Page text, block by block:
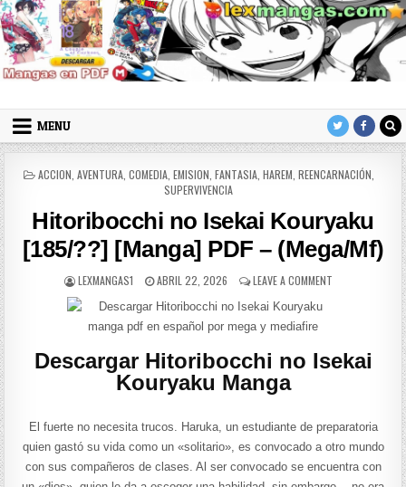
Skip to content
LexMangas
MENU
POSTED IN
ACCION AVENTURA, COMEDIA, EMISION FANTASIA, HAREM REENCARNACIÓN
SUPERVIVENCIA
Hitoribocchi no Isekai Kouryaku
[185/??] [Manga] PDF – (Mega/Mf)
AUTHOR:
LEXMANGAS1 PUBLISHED DATE:
ABRIL 22, 2026 LEAVE A COMMENT ON
Descargar Hitoribocchi no Isekai
Kouryaku Manga
El fuerte no necesita trucos. Haruka, un estudiante de preparatoria
quien gastó su vida como un «solitario», es convocado a otro mundo
con sus compañeros de clases. Al ser convocado se encuentra con